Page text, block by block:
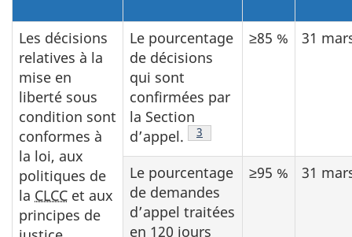
Les décisions
relatives à la
mise en
liberté sous
condition sont
conformes à
la loi, aux
politiques de
la CLCC et aux
principes de
Le pourcentage
de décisions
qui sont
confirmées par
la Section
d’appel.
Note de bas de page
3
≥85 % 31
Le pourcentage
de demandes
d’appel traitées
en 120 jours
≥95 % 31